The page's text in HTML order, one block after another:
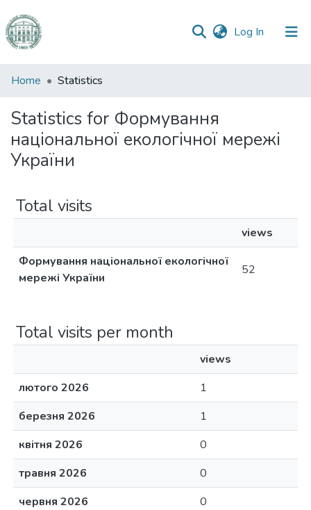
Log In (current)
Communities
Collections
All of DSpace
Home Statistics
Statistics for Формування
національної екологічної мережі
України
Total visits
views
Формування національної екологічної
мережі України
52
Total visits per month
views
лютого 2026
1
березня 2026
1
квітня 2026
0
травня 2026
0
червня 2026
0